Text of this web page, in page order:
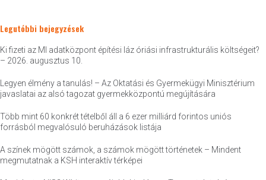
Legutóbbi bejegyzések
Ki fizeti az MI adatközpont építési láz óriási infrastrukturális költségeit?
– 2026. augusztus 10.
Legyen élmény a tanulás! – Az Oktatási és Gyermekügyi Minisztérium
javaslatai az alsó tagozat gyermekközpontú megújítására
Több mint 60 konkrét tételből áll a 6 ezer milliárd forintos uniós
forrásból megvalósuló beruházások listája
A színek mögött számok, a számok mögött történetek – Mindent
megmutatnak a KSH interaktív térképei